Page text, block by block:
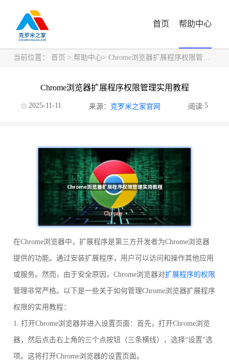
首页 帮助中心
当前位置： 首页 > 帮助中心> Chrome浏览器扩展程序权限管理实用教程
Chrome浏览器扩展程序权限管理实用教程
2025-11-11 来源： 克罗米之家官网 阅读:5
在Chrome浏览器中，扩展程序是第三方开发者为Chrome浏览器
提供的功能。通过安装扩展程序，用户可以访问和操作其他应用
或服务。然而，由于安全原因，Chrome浏览器对扩展程序的权限
管理非常严格。以下是一些关于如何管理Chrome浏览器扩展程序
权限的实用教程：
1. 打开Chrome浏览器并进入设置页面：首先，打开Chrome浏览
器，然后点击右上角的三个点按钮（三条横线），选择“设置”选
项。这将打开Chrome浏览器的设置页面。